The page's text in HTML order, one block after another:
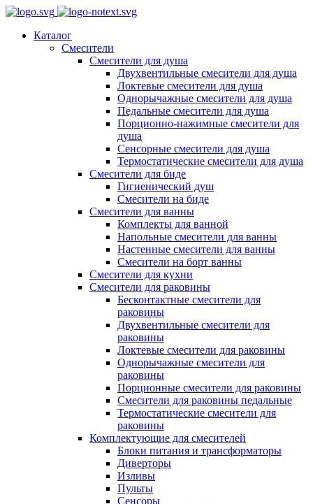
Каталог
Смесители
Смесители для душа
Двухвентильные смесители для душа
Локтевые смесители для душа
Однорычажные смесители для душа
Педальные смесители для душа
Порционно-нажимные смесители для
душа
Сенсорные смесители для душа
Термостатические смесители для душа
Смесители для биде
Гигиенический душ
Смесители на биде
Смесители для ванны
Комплекты для ванной
Напольные смесители для ванны
Настенные смесители для ванны
Смесители на борт ванны
Смесители для кухни
Смесители для раковины
Бесконтактные смесители для
раковины
Двухвентильные смесители для
раковины
Локтевые смесители для раковины
Однорычажные смесители для
раковины
Порционные смесители для раковины
Смесители для раковины педальные
Термостатические смесители для
раковины
Комплектующие для смесителей
Блоки питания и трансформаторы
Диверторы
Изливы
Пульты
Сенсоры